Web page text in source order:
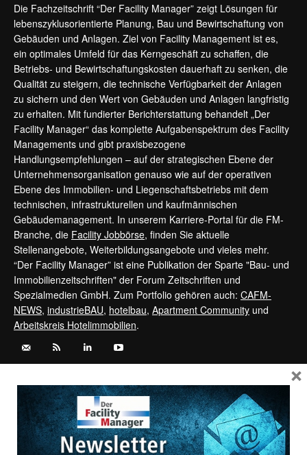
Die Fachzeitschrift “Der Facility Manager” zeigt Lösungen für
lebenszyklusorientierte Planung, Bau und Bewirtschaftung von
Gebäuden und Anlagen. Ziel von Facility Management ist es,
ein optimales Umfeld für das Kerngeschäft zu schaffen, die
Betriebs- und Bewirtschaftungskosten dauerhaft zu senken, die
Qualität zu steigern, die technische Verfügbarkeit der Anlagen
zu sichern und den Wert von Gebäuden und Anlagen langfristig
zu erhalten. Mit fundierter Berichterstattung behandelt „Der
Facility Manager“ das komplette Aufgabenspektrum des Facility
Managements und gibt praxisbezogene
Handlungsempfehlungen – auf der strategischen Ebene der
Unternehmensorganisation genauso wie auf der operativen
Ebene des Immobilien- und Liegenschaftsbetriebs mit dem
technischen, infrastrukturellen und kaufmännischen
Gebäudemanagement. In unserem Karriere-Portal für die FM-
Branche, die Facility Jobbörse, finden Sie aktuelle
Stellenangebote, Weiterbildungsangebote und vieles mehr.
“Der Facility Manager” ist eine Publikation der Sparte "Bau- und
Immobilienzeitschriften" der Forum Zeitschriften und
Spezialmedien GmbH. Zum Portfolio gehören auch: CAFM-
NEWS, industrieBAU, hotelbau, Apartment Community und
Arbeitskreis Hotelimmobilien.
Kontaktieren Sie uns:service@forum-zeitschriften.de
Vertrag widerrufen
×